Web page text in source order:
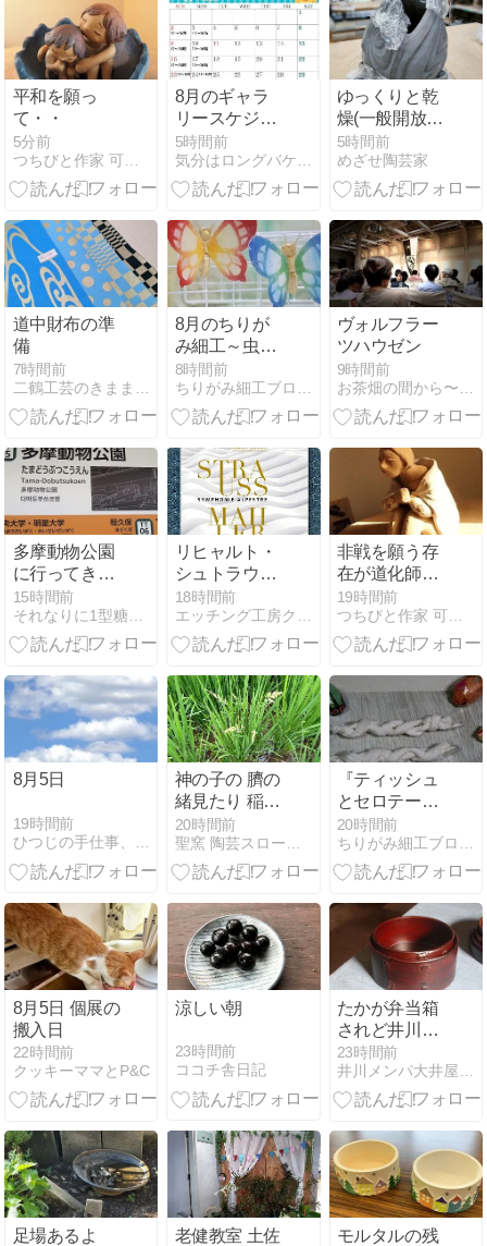
平和を願っ
て・・
5分前
8月のギャラ
リースケジュ
ール
5時間前
ゆっくりと乾
燥(一般開放に
て)
5時間前
めざせ陶芸家
道中財布の準
備
7時間前
8月のちりが
み細工～虫の
人々～ちょう
ちょ♪
8時間前
ヴォルフラー
ツハウゼン
9時間前
多摩動物公園
に行ってきた
～気分転換～
15時間前
リヒャルト・
シュトラウス
アルプス交響
曲 山田和樹指
揮モンテカル
ーモニー管弦
楽団
18時間前
非戦を願う存
在が道化師で
ある意味
19時間前
8月5日
19時間前
ひつじの手仕事、日々のこと
神の子の 臍の
緒見たり 稲の
花（かみのこ
のへそのおみ
たりいねのは
語：稲の花
20時間前
聖窯 陶芸スローライフ 田舎暮らし
『ティッシュ
とセロテープ
で、かたつむ
りを作る♪』
ちりがみ写真
20時間前
ちりがみ細工ブログ・A
8月5日 個展の
搬入日
22時間前
クッキーママとP&C
涼しい朝
23時間前
ココチ舎日記
たかが弁当箱
されど井川メ
ンパ
23時間前
井川メンパ大井屋本店
足場あるよ
老健教室 土佐
モルタルの残